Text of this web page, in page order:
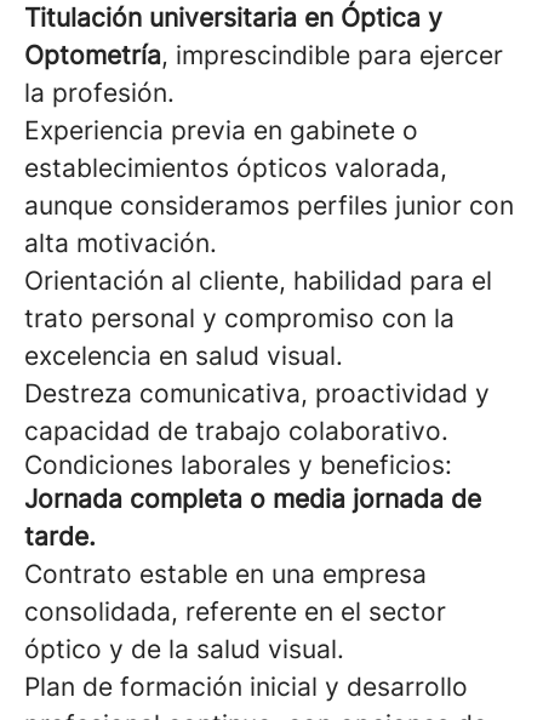
Titulación universitaria en Óptica y
Optometría, imprescindible para ejercer
la profesión.
Experiencia previa en gabinete o
establecimientos ópticos valorada,
aunque consideramos perfiles junior con
alta motivación.
Orientación al cliente, habilidad para el
trato personal y compromiso con la
excelencia en salud visual.
Destreza comunicativa, proactividad y
capacidad de trabajo colaborativo.
Condiciones laborales y beneficios:
Jornada completa o media jornada de
tarde.
Contrato estable en una empresa
consolidada, referente en el sector
óptico y de la salud visual.
Plan de formación inicial y desarrollo